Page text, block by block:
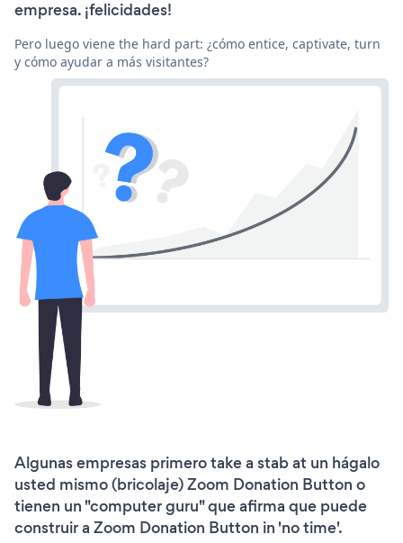
empresa. ¡felicidades!
Pero luego viene the hard part: ¿cómo entice, captivate, turn
y cómo ayudar a más visitantes?
Algunas empresas primero take a stab at un hágalo
usted mismo (bricolaje) Zoom Donation Button o
tienen un "computer guru" que afirma que puede
construir a Zoom Donation Button in 'no time'.